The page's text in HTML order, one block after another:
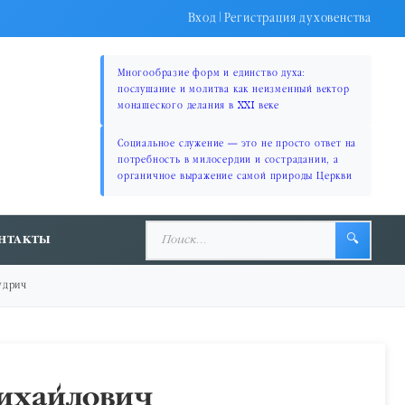
Вход|Регистрация духовенства
Многообразие форм и единство духа:
послушание и молитва как неизменный вектор
монашеского делания в XXI веке
Социальное служение — это не просто ответ на
потребность в милосердии и сострадании, а
органичное выражение самой природы Церкви
🔍